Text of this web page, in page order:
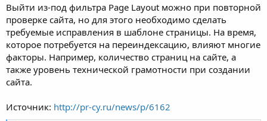
Выйти из-под фильтра Page Layout можно при повторной
проверке сайта, но для этого необходимо сделать
требуемые исправления в шаблоне страницы. На время,
которое потребуется на переиндексацию, влияют многие
факторы. Например, количество страниц на сайте, а
также уровень технической грамотности при создании
сайта.
Источник: http://pr-cy.ru/news/p/6162